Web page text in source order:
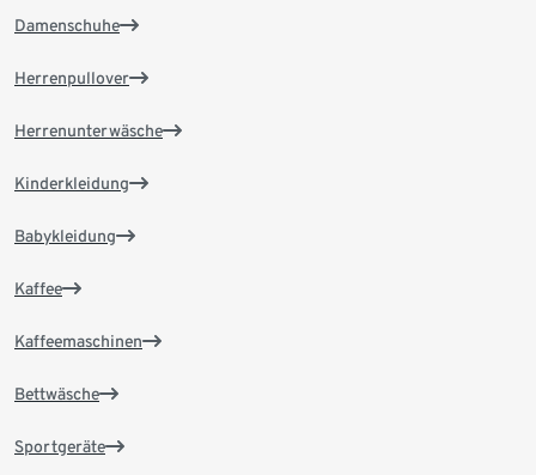
Damenschuhe
Herrenpullover
Herrenunterwäsche
Kinderkleidung
Babykleidung
Kaffee
Kaffeemaschinen
Bettwäsche
Sportgeräte